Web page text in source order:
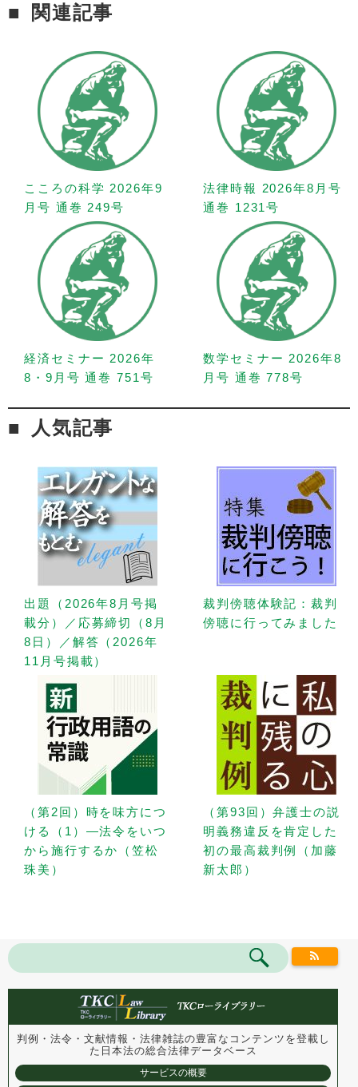
関連記事
こころの科学 2026年9
月号 通巻 249号
法律時報 2026年8月号
通巻 1231号
経済セミナー 2026年
8・9月号 通巻 751号
数学セミナー 2026年8
月号 通巻 778号
人気記事
出題（2026年8月号掲
載分）／応募締切（8月
8日）／解答（2026年
11月号掲載）
裁判傍聴体験記：裁判
傍聴に行ってみました
（第2回）時を味方につ
ける（1）—法令をいつ
から施行するか（笠松
珠美）
（第93回）弁護士の説
明義務違反を肯定した
初の最高裁判例（加藤
新太郎）
判例・法令・文献情報・法律雑誌の豊富なコンテンツを登載し
た 日本法の総合法律データベース
サービスの概要